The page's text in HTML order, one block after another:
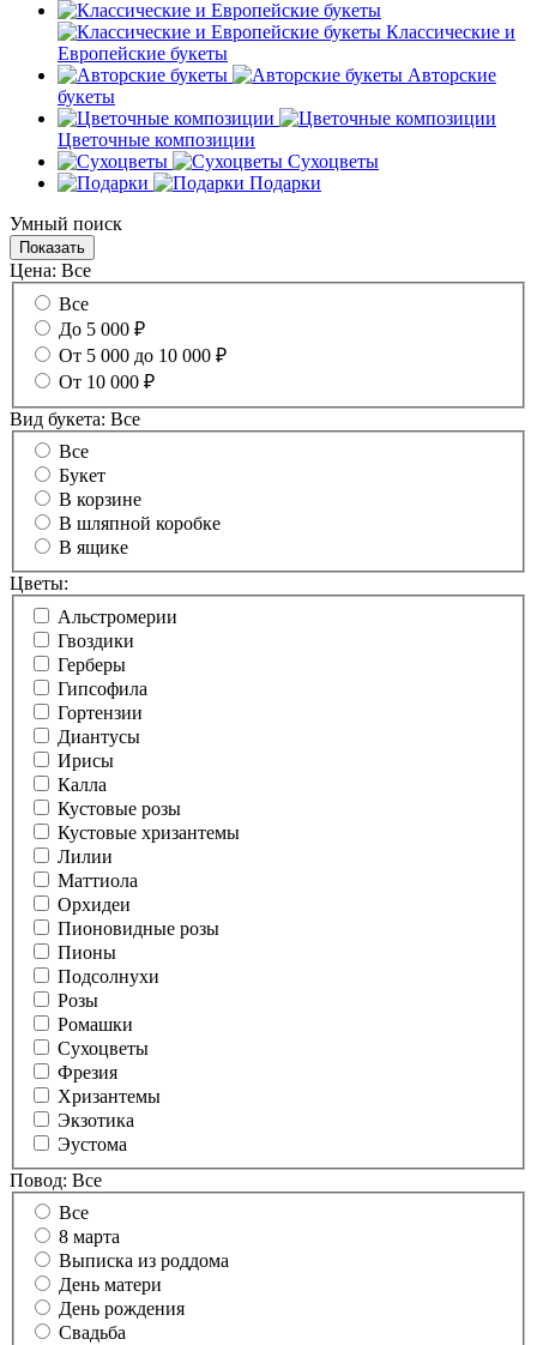
Классические и
Европейские букеты
Авторские
букеты
Цветочные композиции
Сухоцветы
Подарки
Умный поиск
Цена: Все
Все
До 5 000 ₽
От 5 000 до 10 000 ₽
От 10 000 ₽
Вид букета: Все
Все
Букет
В корзине
В шляпной коробке
В ящике
Цветы:
Альстромерии
Гвоздики
Герберы
Гипсофила
Гортензии
Диантусы
Ирисы
Калла
Кустовые розы
Кустовые хризантемы
Лилии
Маттиола
Орхидеи
Пионовидные розы
Пионы
Подсолнухи
Розы
Ромашки
Сухоцветы
Фрезия
Хризантемы
Экзотика
Эустома
Повод: Все
Все
8 марта
Выписка из роддома
День матери
День рождения
Свадьба